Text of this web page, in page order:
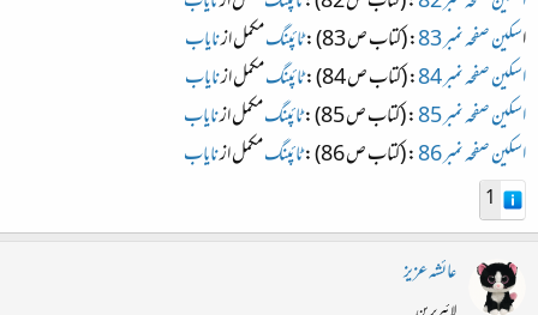
اسکین صفحہ نمبر 83 : (کتاب ص 83) : ٹائپنگ مکمل ازنایاب
اسکین صفحہ نمبر 84
: (کتاب ص 84) : ٹائپنگ مکمل ازنایاب
اسکین صفحہ نمبر 85
: (کتاب ص 85) : ٹائپنگ مکمل ازنایاب
اسکین صفحہ نمبر 86
: (کتاب ص 86) : ٹائپنگ مکمل ازنایاب
1
عائشہ عزیز